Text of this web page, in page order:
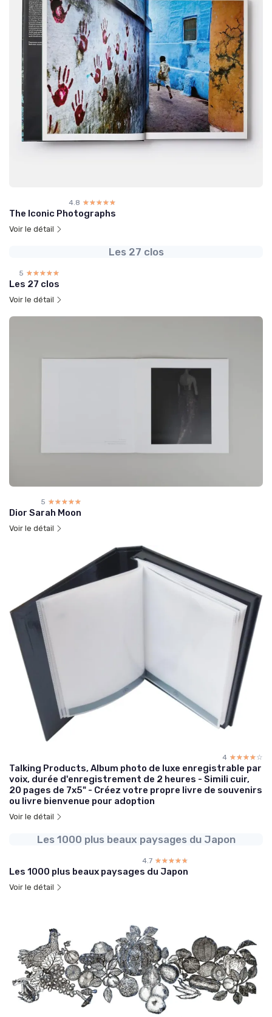
4.8 ☆☆☆☆☆
★★★★★
The Iconic Photographs
Voir le détail
Les 27 clos
5 ☆☆☆☆☆
★★★★★
Les 27 clos
Voir le détail
5 ☆☆☆☆☆
★★★★★
Dior Sarah Moon
Voir le détail
4 ☆☆☆☆☆
★★★★★
Talking Products, Album photo de luxe enregistrable par
voix, durée d'enregistrement de 2 heures - Simili cuir,
20 pages de 7x5" - Créez votre propre livre de souvenirs
ou livre bienvenue pour adoption
Voir le détail
Les 1000 plus beaux paysages du Japon
4.7 ☆☆☆☆☆
★★★★★
Les 1000 plus beaux paysages du Japon
Voir le détail